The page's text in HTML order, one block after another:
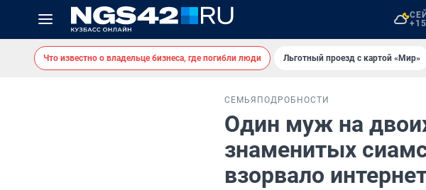
Что известно о владельце бизнеса, где погибли люди Льготный проезд с картой «Мир»
СЕМЬЯ ПОДРОБНОСТИ
Один муж на
знаменитых
взорвало